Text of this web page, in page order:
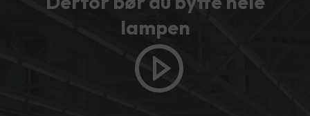
lampen